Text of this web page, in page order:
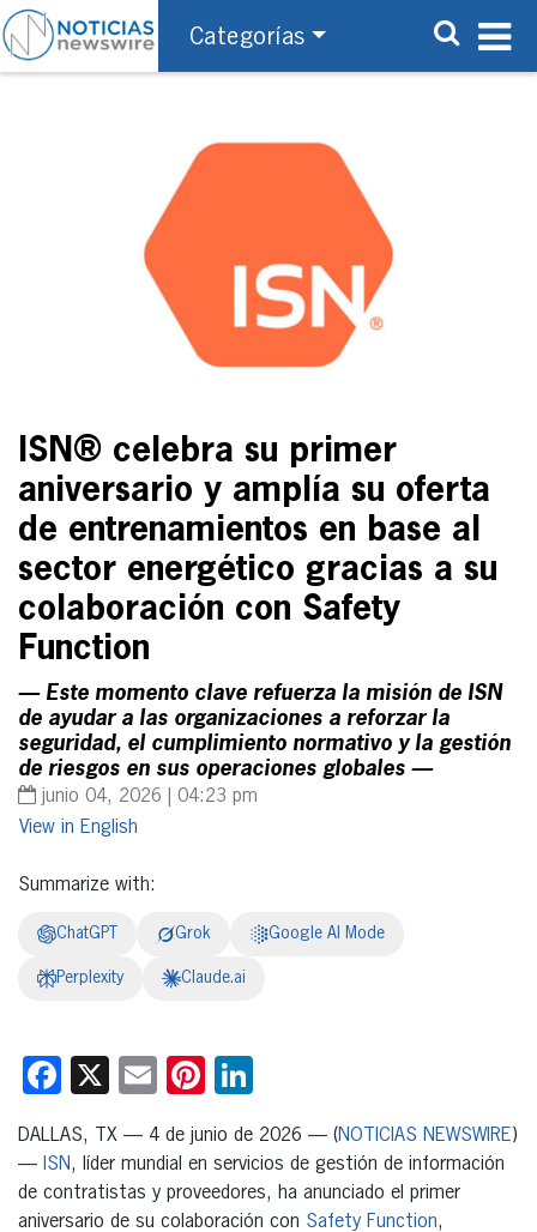
Categorías
ISN® celebra su primer
aniversario y amplía su oferta
de entrenamientos en base al
sector energético gracias a su
colaboración con Safety
Function
— Este momento clave refuerza la misión de ISN
de ayudar a las organizaciones a reforzar la
seguridad, el cumplimiento normativo y la gestión
de riesgos en sus operaciones globales —
junio 04, 2026 | 04:23 pm
English
Summarize with:
ChatGPT Grok Google AI Mode
Perplexity Claude.ai
Facebook
X EmailPinterest
DALLAS, TX — 4 de junio de 2026 — (NOTICIAS NEWSWIRE)
— ISN, líder mundial en servicios de gestión de información
de contratistas y proveedores, ha anunciado el primer
aniversario de su colaboración con Safety Function,